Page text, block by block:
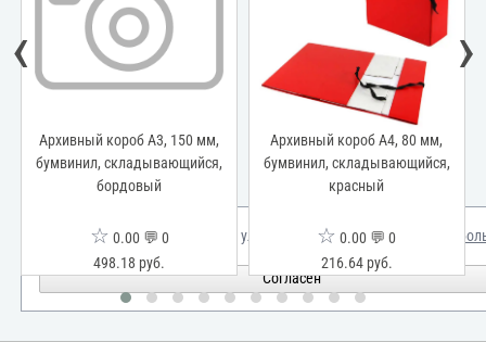
Архивный короб А3, 150 мм,
бумвинил, складывающийся,
бордовый
☆ 0.00 💬 0
498.18 руб.
Архивный короб А4, 80 мм,
бумвинил, складывающийся,
красный
☆ 0.00 💬 0
216.64 руб.
‹ ›
Мы используем куки для улучшения вашего опыта. Узнать
Согласен